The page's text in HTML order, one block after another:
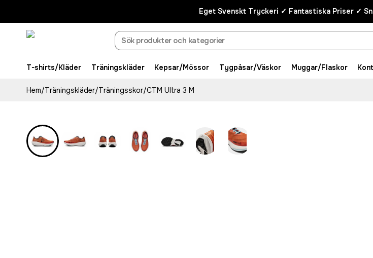
Eget Svenskt Tryckeri ✓ Fantastiska Priser ✓
T-shirts/Kläder Träningskläder Kepsar/Mössor Tygpåsar/Väskor Muggar/Flaskor
Hem/Träningskläder/Träningsskor/CTM Ultra 3 M